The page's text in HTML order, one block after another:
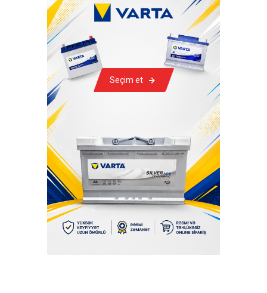
Seçim et